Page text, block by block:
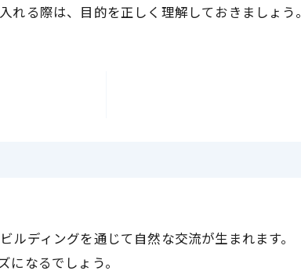
る際は、目的を正しく理解しておきましょう。
ディングを通じて自然な交流が生まれます。
なるでしょう。